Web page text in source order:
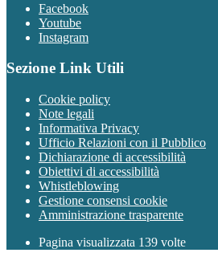
Facebook
Youtube
Instagram
Sezione Link Utili
Cookie policy
Note legali
Informativa Privacy
Ufficio Relazioni con il Pubblico
Dichiarazione di accessibilità
Obiettivi di accessibilità
Whistleblowing
Gestione consensi cookie
Amministrazione trasparente
Pagina visualizzata 139 volte